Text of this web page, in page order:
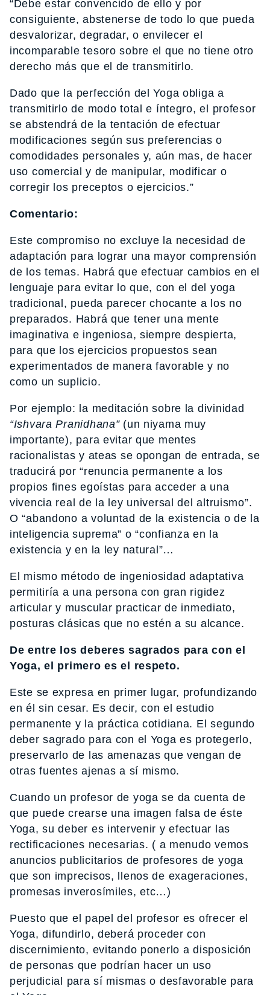
“Debe estar convencido de ello y por
consiguiente, abstenerse de todo lo que pueda
desvalorizar, degradar, o envilecer el
incomparable tesoro sobre el que no tiene otro
derecho más que el de transmitirlo.
Dado que la perfección del Yoga obliga a
transmitirlo de modo total e íntegro, el profesor
se abstendrá de la tentación de efectuar
modificaciones según sus preferencias o
comodidades personales y, aún mas, de hacer
uso comercial y de manipular, modificar o
corregir los preceptos o ejercicios.”
Comentario:
Este compromiso no excluye la necesidad de
adaptación para lograr una mayor comprensión
de los temas. Habrá que efectuar cambios en el
lenguaje para evitar lo que, con el del yoga
tradicional, pueda parecer chocante a los no
preparados. Habrá que tener una mente
imaginativa e ingeniosa, siempre despierta,
para que los ejercicios propuestos sean
experimentados de manera favorable y no
como un suplicio.
Por ejemplo: la meditación sobre la divinidad
“Ishvara Pranidhana”(un niyama muy
importante), para evitar que mentes
racionalistas y ateas se opongan de entrada, se
traducirá por “renuncia permanente a los
propios fines egoístas para acceder a una
vivencia real de la ley universal del altruismo”.
O “abandono a voluntad de la existencia o de la
inteligencia suprema” o “confianza en la
existencia y en la ley natural”…
El mismo método de ingeniosidad adaptativa
permitiría a una persona con gran rigidez
articular y muscular practicar de inmediato,
posturas clásicas que no estén a su alcance.
De entre los deberes sagrados para con el
Yoga, el primero es el respeto.
Este se expresa en primer lugar, profundizando
en él sin cesar. Es decir, con el estudio
permanente y la práctica cotidiana. El segundo
deber sagrado para con el Yoga es protegerlo,
preservarlo de las amenazas que vengan de
otras fuentes ajenas a sí mismo.
Cuando un profesor de yoga se da cuenta de
que puede crearse una imagen falsa de éste
Yoga, su deber es intervenir y efectuar las
rectificaciones necesarias. ( a menudo vemos
anuncios publicitarios de profesores de yoga
que son imprecisos, llenos de exageraciones,
promesas inverosímiles, etc…)
Puesto que el papel del profesor es ofrecer el
Yoga, difundirlo, deberá proceder con
discernimiento, evitando ponerlo a disposición
de personas que podrían hacer un uso
perjudicial para sí mismas o desfavorable para